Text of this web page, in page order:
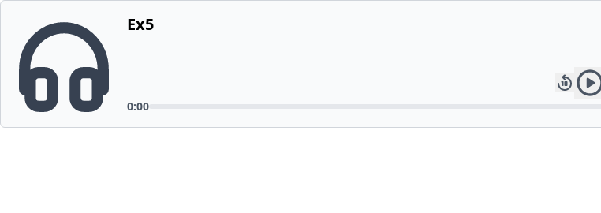
Ex5
0:00